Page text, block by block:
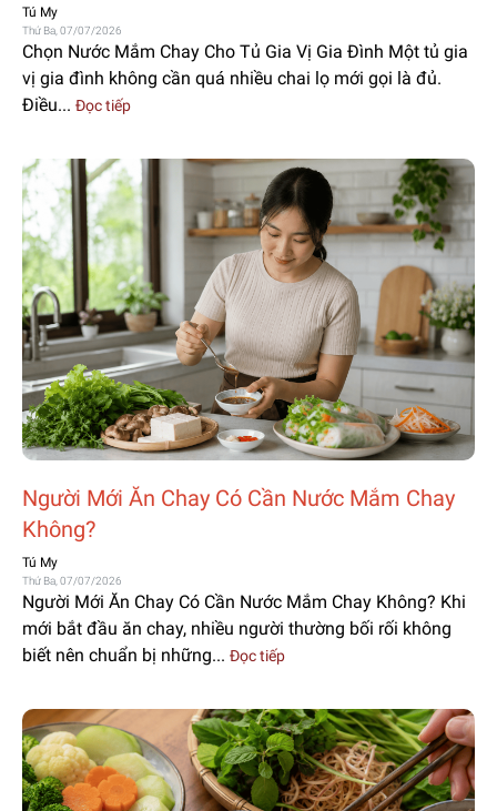
Tú My
Thứ Ba, 07/07/2026
Chọn Nước Mắm Chay Cho Tủ Gia Vị Gia Đình Một tủ gia
vị gia đình không cần quá nhiều chai lọ mới gọi là đủ.
Điều... Đọc tiếp
Người Mới Ăn Chay Có Cần Nước Mắm Chay
Không?
Tú My
Thứ Ba, 07/07/2026
Người Mới Ăn Chay Có Cần Nước Mắm Chay Không? Khi
mới bắt đầu ăn chay, nhiều người thường bối rối không
biết nên chuẩn bị những... Đọc tiếp